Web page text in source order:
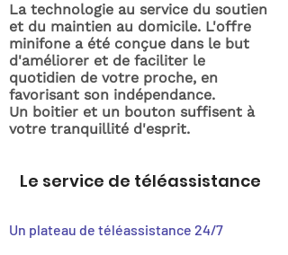
La technologie au service du soutien
et du maintien au domicile. L'offre
minifone a été conçue dans le but
d'améliorer et de faciliter le
quotidien de votre proche, en
favorisant son indépendance.
Un boitier et un bouton suffisent à
votre tranquillité d'esprit.
Le service de téléassistance
Un plateau de téléassistance 24/7